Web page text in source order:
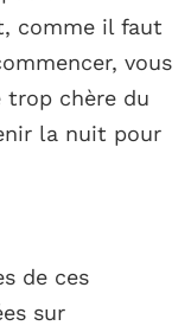
comme il faut
vous
trop chère du
la nuit pour
de ces
sur